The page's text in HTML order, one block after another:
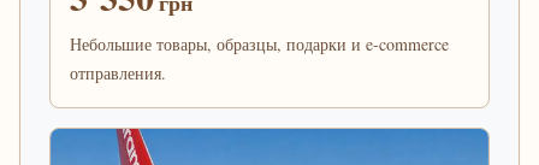
Небольшие товары, образцы, подарки и e-commerce
отправления.